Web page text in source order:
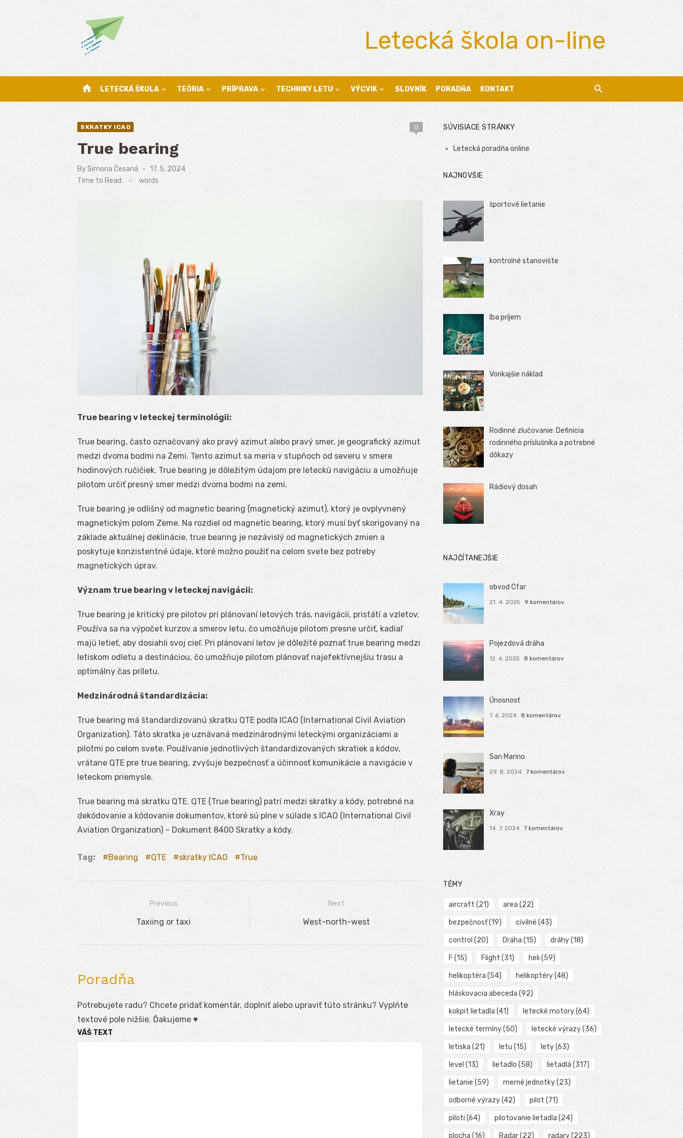
Letecká škola on-line
home LETECKÁ ŠKOLA TEÓRIA PRÍPRAVA TECHNIKY LETU VÝCVIK SLOVNÍK PORADŇA KONTAKT
SKRATKY ICAO 0
True bearing
BySimona Česaná
Posted
on
17. 5. 2024
Time to Read:
- words
True bearing v leteckej terminológii:
True bearing, často označovaný ako pravý azimut alebo pravý smer, je geografický azimut
medzi dvoma bodmi na Zemi. Tento azimut sa meria v stupňoch od severu v smere
hodinových ručičiek. True bearing je dôležitým údajom pre leteckú navigáciu a umožňuje
pilotom určiť presný smer medzi dvoma bodmi na zemi.
True bearing je odlišný od magnetic bearing (magnetický azimut), ktorý je ovplyvnený
magnetickým polom Zeme. Na rozdiel od magnetic bearing, ktorý musí byť skorigovaný na
základe aktuálnej deklinácie, true bearing je nezávislý od magnetických zmien a
poskytuje konzistentné údaje, ktoré možno použiť na celom svete bez potreby
magnetických úprav.
Význam true bearing v leteckej navigácii:
True bearing je kritický pre pilotov pri plánovaní letových trás, navigácii, pristátí a vzletov.
Používa sa na výpočet kurzov a smerov letu, čo umožňuje pilotom presne určiť, kadiaľ
majú letieť, aby dosiahli svoj cieľ. Pri plánovaní letov je dôležité poznať true bearing medzi
letiskom odletu a destináciou, čo umožňuje pilotom plánovať najefektívnejšiu trasu a
optimálny čas príletu.
Medzinárodná štandardizácia:
True bearing má štandardizovanú skratku QTE podľa ICAO (International Civil Aviation
Organization). Táto skratka je uznávaná medzinárodnými leteckými organizáciami a
pilotmi po celom svete. Používanie jednotlivých štandardizovaných skratiek a kódov,
vrátane QTE pre true bearing, zvyšuje bezpečnosť a účinnosť komunikácie a navigácie v
leteckom priemysle.
True bearing má skratku QTE. QTE (True bearing) patrí medzi skratky a kódy, potrebné na
dekódovanie a kódovanie dokumentov, ktoré sú plne v súlade s ICAO (International Civil
Aviation Organization) – Dokument 8400 Skratky a kódy.
Tag: Bearing QTE skratky ICAO True
Navigácia
Previous
Previous
Taxiing or taxi
Next
Next
West-north-west
Poradňa
Potrebujete radu? Chcete pridať komentár, doplniť alebo upraviť túto stránku? Vyplňte
textové pole nižšie. Ďakujeme ♥
VÁŠ TEXT
SÚVISIACE STRÁNKY
Letecká poradňa online
NAJNOVŠIE
športové lietanie
kontrolné stanovište
Iba príjem
Vonkajšie náklad
Rodinné zlučovanie: Definícia
rodinného príslušníka a potrebné
dôkazy
Rádiový dosah
NAJČÍTANEJŠIE
obvod Cfar
21. 4. 2025 9 komentárov
Pojezdová dráha
12. 6. 2025 8 komentárov
Únosnosť
7. 6. 2024 8 komentárov
San Marino
29. 8. 2024 7 komentárov
Xray
14. 7. 2024 7 komentárov
TÉMY
aircraft (21) area (22)
bezpečnosť(19) civilné (43)
control (20) Dráha (15) dráhy(18)
F (15) Flight (31) heli (59)
helikoptéra (54) helikoptéry(48)
hláskovacia abeceda (92)
kokpit lietadla (41) letecké motory(64)
letecké termíny(50) letecké výrazy(36)
letiska (21) letu (15) lety(63)
level (13) lietadlo (58) lietadlá (317)
lietanie (59) merné jednotky(23)
odborné výrazy(42) pilot (71)
piloti (64) pilotovanie lietadla (24)
plocha (16) Radar(22) radary(223)